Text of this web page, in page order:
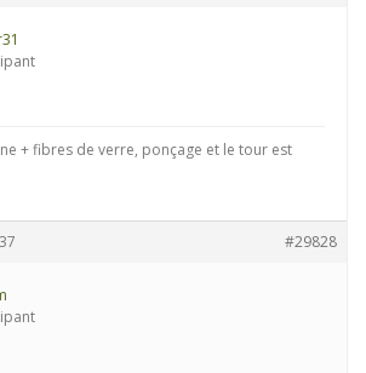
+ fibres de verre, ponçage et le tour est
#29828